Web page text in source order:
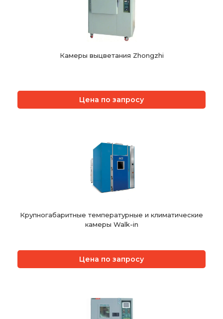
Камеры выцветания Zhongzhi
Цена по запросу
Крупногабаритные температурные и климатические
камеры Walk-in
Цена по запросу